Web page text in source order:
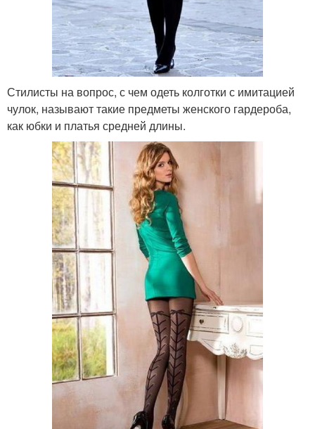
Стилисты на вопрос, с чем одеть колготки с имитацией
чулок, называют такие предметы женского гардероба,
как юбки и платья средней длины.